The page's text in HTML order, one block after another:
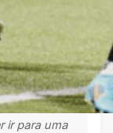
ir para uma